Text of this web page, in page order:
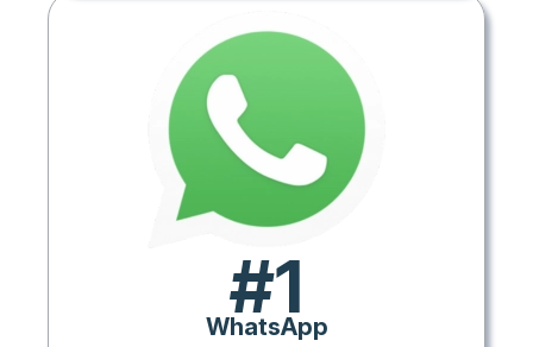
#1
WhatsApp